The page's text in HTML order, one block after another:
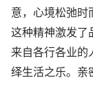
意，心境松弛时
这种精神激发了
来自各行各业的
绎生活之乐。亲